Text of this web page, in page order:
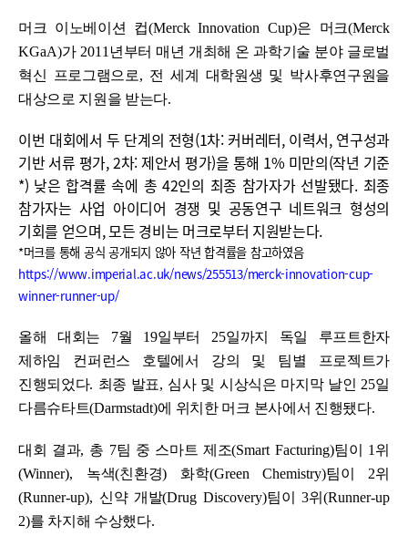
머크 이노베이션 컵(Merck Innovation Cup)은 머크(Merck
KGaA)가 2011 년부터 매년 개최해 온 과학기술 분야 글로벌
혁신 프로그램으로, 전 세계 대학원생 및 박사후연구원을
대상으로 지원을 받는다.
이번 대회에서 두 단계의 전형(1차: 커버레터, 이력서, 연구성과
기반 서류 평가, 2차: 제안서 평가)을 통해 1% 미만의(작년 기준
*) 낮은 합격률 속에 총 42인의 최종 참가자가 선발됐다. 최종
참가자는 사업 아이디어 경쟁 및 공동연구 네트워크 형성의
기회를 얻으며, 모든 경비는 머크로부터 지원받는다.
*머크를 통해 공식 공개되지 않아 작년 합격률을 참고하였음
https://www.imperial.ac.uk/news/255513/merck-innovation-cup-
winner-runner-up/
올해 대회는 7월 19일부터 25일까지 독일 루프트한자
제하임 컨퍼런스 호텔에서 강의 및 팀별 프로젝트가
진행되었다. 최종 발표, 심사 및 시상식은 마지막 날인 25일
다름슈타트(Darmstadt)에 위치한 머크 본사에서 진행됐다.
대회 결과, 총 7팀 중 스마트 제조(Smart Facturing)팀이 1 위
(Winner), 녹색(친환경) 화학(Green Chemistry)팀이 2위
(Runner-up), 신약 개발(Drug Discovery)팀이3위(Runner-up
2)를 차지해 수상했다.